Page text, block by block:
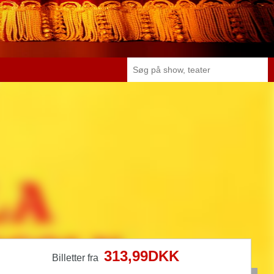
Billetter fra 313,99DKK